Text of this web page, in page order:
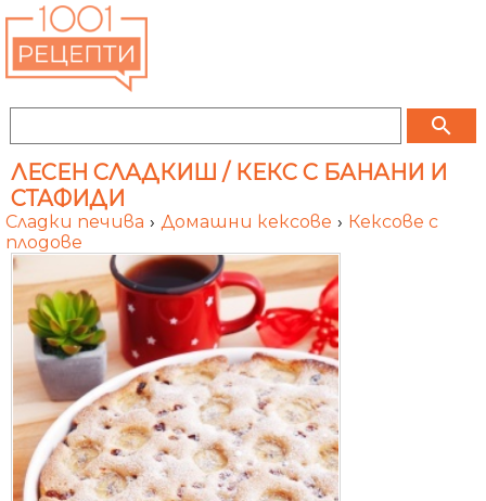
search
ЛЕСЕН СЛАДКИШ / КЕКС С БАНАНИ И
СТАФИДИ
Сладки печива › Домашни кексове › Кексове с
плодове